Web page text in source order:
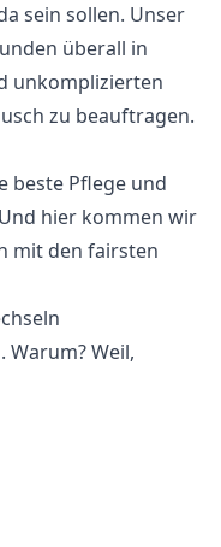
sein sollen. Unser
überall in
unkomplizierten
zu beauftragen.
beste Pflege und
hier kommen wir
mit den fairsten
Weil,